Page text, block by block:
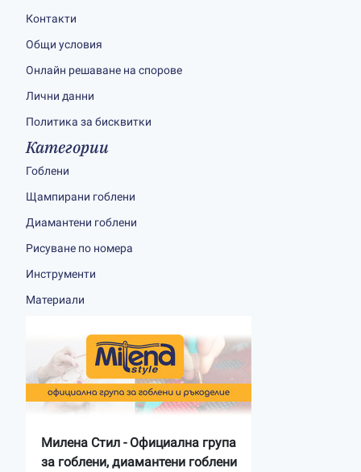
Контакти
Общи условия
Онлайн решаване на спорове
Лични данни
Политика за бисквитки
Категории
Гоблени
Щампирани гоблени
Диамантени гоблени
Рисуване по номера
Инструменти
Материали
Милена Стил - Официална група
за гоблени, диамантени гоблени